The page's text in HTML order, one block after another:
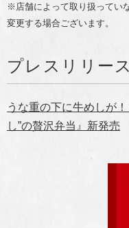
※店舗によって取り扱ってい
変更する場合ございます。
プレスリリー
うな重の下に牛めしが
し”の贅沢弁当』新発売